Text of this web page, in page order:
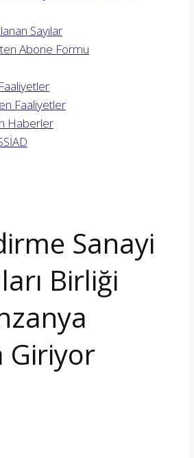
Sayılar
Abone Formu
Faaliyetler
Haberler
Sanayi
Birliği
Giriyor